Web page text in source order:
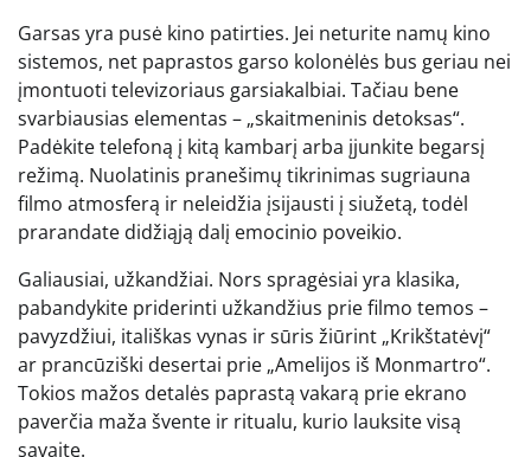
Garsas yra pusė kino patirties. Jei neturite namų kino
sistemos, net paprastos garso kolonėlės bus geriau nei
įmontuoti televizoriaus garsiakalbiai. Tačiau bene
svarbiausias elementas – „skaitmeninis detoksas“.
Padėkite telefoną į kitą kambarį arba įjunkite begarsį
režimą. Nuolatinis pranešimų tikrinimas sugriauna
filmo atmosferą ir neleidžia įsijausti į siužetą, todėl
prarandate didžiąją dalį emocinio poveikio.
Galiausiai, užkandžiai. Nors spragėsiai yra klasika,
pabandykite priderinti užkandžius prie filmo temos –
pavyzdžiui, itališkas vynas ir sūris žiūrint „Krikštatėvį“
ar prancūziški desertai prie „Amelijos iš Monmartro“.
Tokios mažos detalės paprastą vakarą prie ekrano
paverčia maža švente ir ritualu, kurio lauksite visą
savaitę.